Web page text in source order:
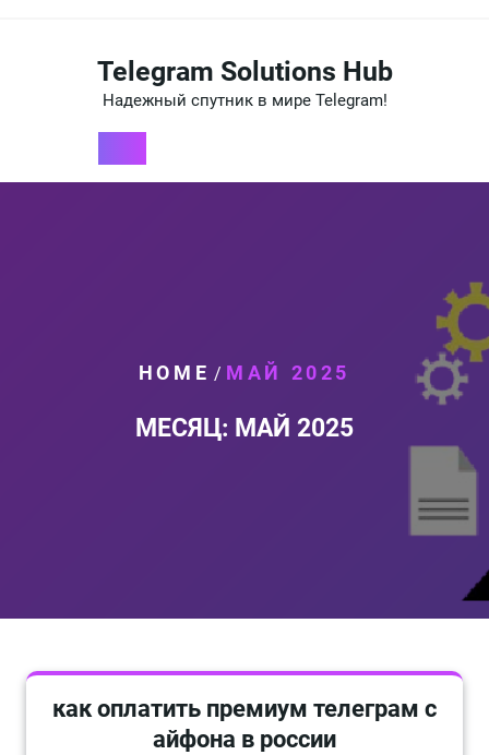
содержимомуTelegram Solutions Hub
Надежный спутник в мире Telegram!
HOME / МАЙ 2025
МЕСЯЦ: МАЙ 2025
как оплатить премиум телеграм с
айфона в россии